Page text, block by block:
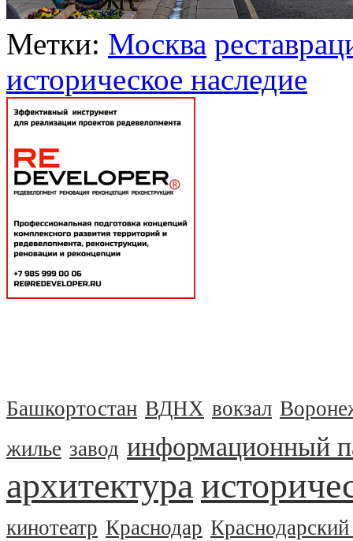
Метки: Москва
историческое наследие
Башкортостан ВДНХ вокзал
жилье завод информационный
архитектура
кинотеатр Краснодар